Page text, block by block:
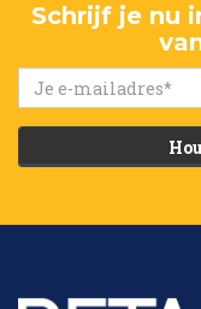
Schrijf je nu